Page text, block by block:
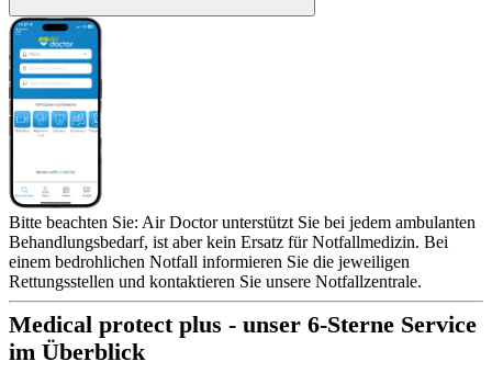
Bitte beachten Sie: Air Doctor unterstützt Sie bei jedem ambulanten
Behandlungsbedarf, ist aber kein Ersatz für Notfallmedizin. Bei
einem bedrohlichen Notfall informieren Sie die jeweiligen
Rettungsstellen und kontaktieren Sie unsere Notfallzentrale.
Medical protect plus - unser 6-Sterne Service
im Überblick